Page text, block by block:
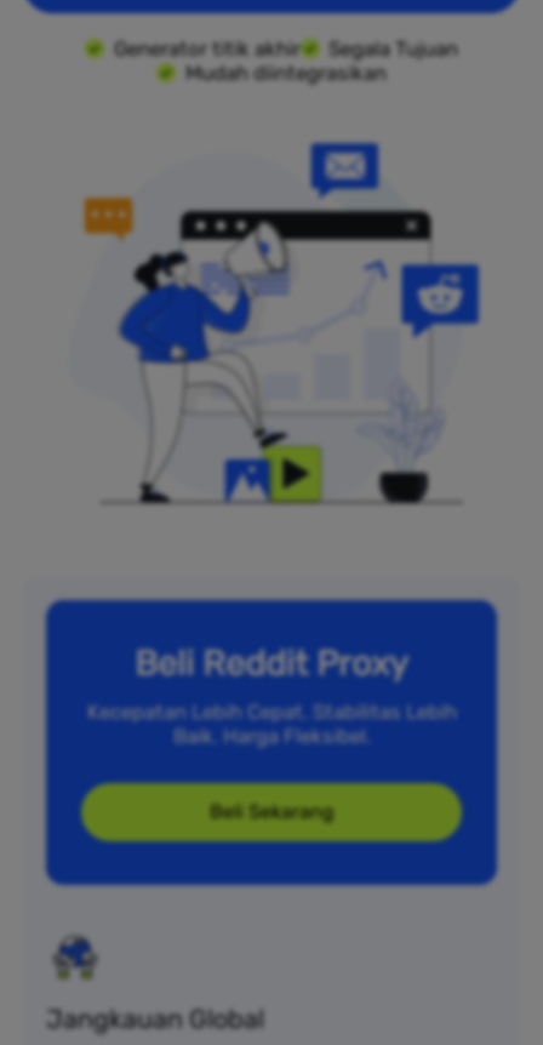
Generator titik akhir
Segala Tujuan
Mudah diintegrasikan
Beli Reddit Proxy
Kecepatan Lebih Cepat. Stabilitas Lebih
Baik. Harga Fleksibel.
Beli Sekarang
Jangkauan Global